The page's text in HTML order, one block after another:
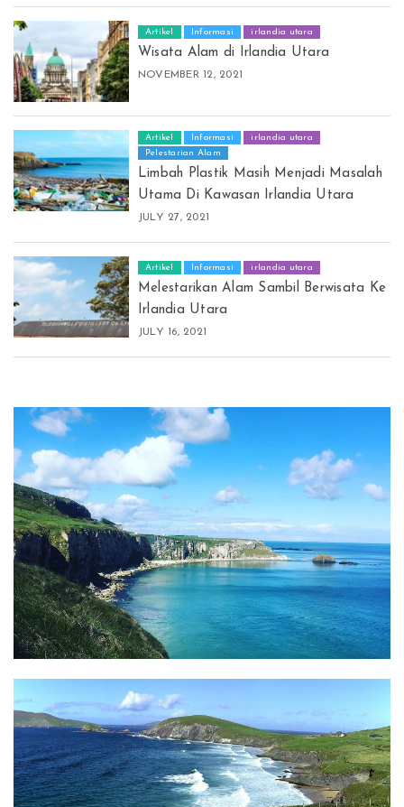
Artikel Informasi irlandia utara
Wisata Alam di Irlandia Utara
NOVEMBER 12, 2021
Artikel Informasi
irlandia utara
Pelestarian Alam
Limbah Plastik Masih Menjadi Masalah
Utama Di Kawasan Irlandia Utara
JULY 27, 2021
Artikel Informasi irlandia utara
Melestarikan Alam Sambil Berwisata Ke
Irlandia Utara
JULY 16, 2021